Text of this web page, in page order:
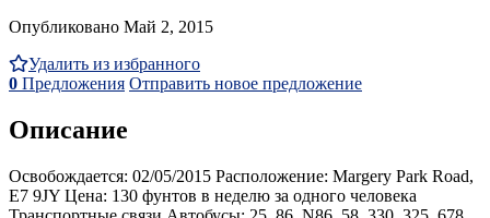
Опубликовано Май 2, 2015
Удалить из избранного
0 Предложения Отправить новое предложение
Описание
Освобождается: 02/05/2015 Расположение: Margery Park Road,
E7 9JY Цена: 130 фунтов в неделю за одного человека